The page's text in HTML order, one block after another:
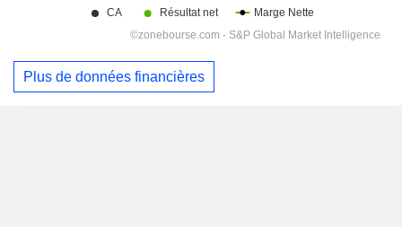
Plus de données financières